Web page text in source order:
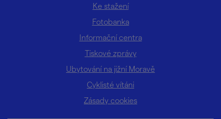
Ke stažení
Fotobanka
Informační centra
Tiskové zprávy
Ubytování na jižní Moravě
Cyklisté vítáni
Zásady cookies